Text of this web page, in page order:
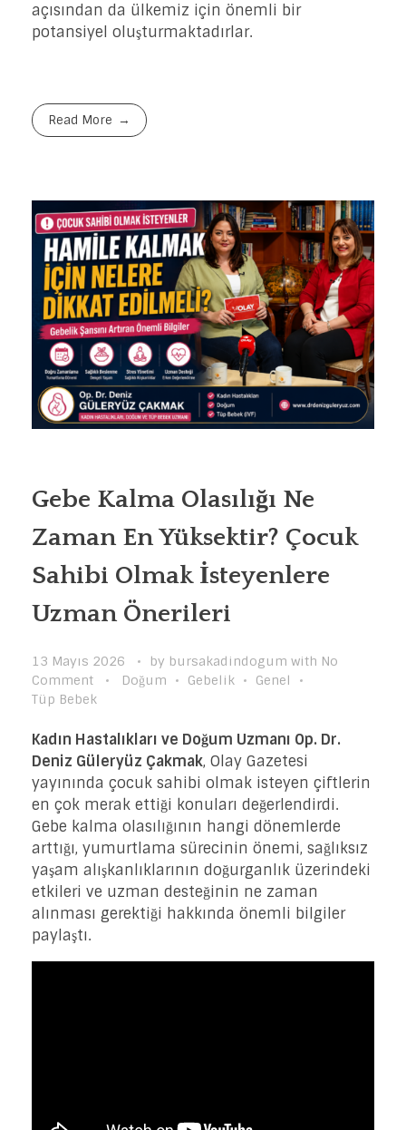
açısından da ülkemiz için önemli bir
potansiyel oluşturmaktadırlar.
Read More
Gebe Kalma Olasılığı Ne
Zaman En Yüksektir? Çocuk
Sahibi Olmak İsteyenlere
Uzman Önerileri
13 Mayıs 2026 by bursakadindogum with No
Comment
Doğum Gebelik
Genel
Tüp Bebek
Kadın Hastalıkları ve Doğum Uzmanı Op. Dr.
Deniz Güleryüz Çakmak, Olay Gazetesi
yayınında çocuk sahibi olmak isteyen çiftlerin
en çok merak ettiği konuları değerlendirdi.
Gebe kalma olasılığının hangi dönemlerde
arttığı, yumurtlama sürecinin önemi, sağlıksız
yaşam alışkanlıklarının doğurganlık üzerindeki
etkileri ve uzman desteğinin ne zaman
alınması gerektiği hakkında önemli bilgiler
paylaştı.